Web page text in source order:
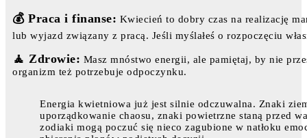
💰 Praca i finanse: Kwiecień to dobry czas na realizację
lub wyjazd związany z pracą. Jeśli myślałeś o rozpoczęciu
🧘 Zdrowie: Masz mnóstwo energii, ale pamiętaj, by nie
organizm też potrzebuje odpoczynku.
Energia kwietniowa już jest silnie odczuwalna. Znaki
uporządkowanie chaosu, znaki powietrzne staną przed
zodiaki mogą poczuć się nieco zagubione w natłoku